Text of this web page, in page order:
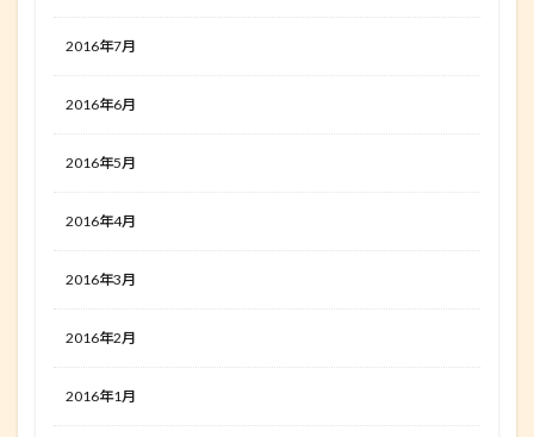
2016年7月
2016年6月
2016年5月
2016年4月
2016年3月
2016年2月
2016年1月